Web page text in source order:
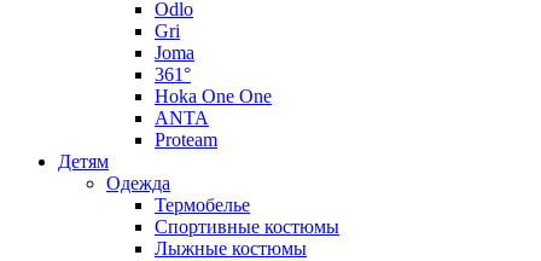
Odlo
Gri
Joma
361°
Hoka One One
ANTA
Proteam
Детям
Одежда
Термобелье
Спортивные костюмы
Лыжные костюмы